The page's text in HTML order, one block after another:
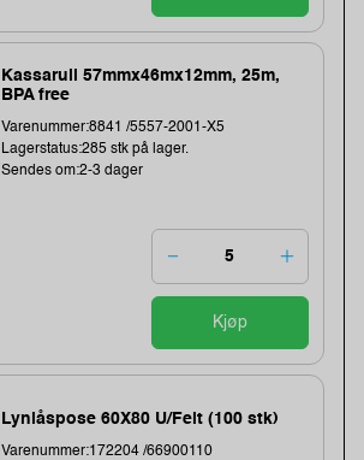
Kassarull 57mmx46mx12mm, 25m,
BPA free
Varenummer:8841 /5557-2001-X5
Lagerstatus:285 stk på lager.
Sendes om:2-3 dager
Kjøp
Lynlåspose 60X80 U/Felt (100 stk)
Varenummer:172204 /66900110